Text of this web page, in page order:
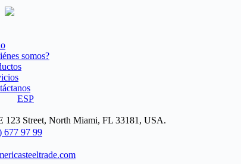
somos?
ESP
123 Street, North Miami, FL 33181, USA.
677 97 99